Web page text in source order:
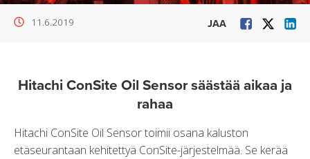
11.6.2019 JAA
Hitachi ConSite Oil Sensor säästää aikaa ja
rahaa
Hitachi ConSite Oil Sensor toimii osana kaluston
etäseurantaan kehitettyä ConSite-järjestelmää. Se kerää